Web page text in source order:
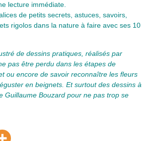
lecture immédiate.
de petits secrets, astuces, savoirs,
rigolos dans la nature à faire avec ses 10
de dessins pratiques, réalisés par
pas être perdu dans les étapes de
ou encore de savoir reconnaître les fleurs
en beignets. Et surtout des dessins à
Guillaume Bouzard pour ne pas trop se